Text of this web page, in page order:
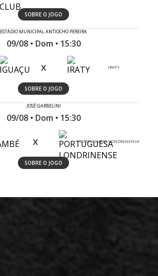
SOBRE O JOGO
ESTÁDIO MUNICIPAL ANTIOCHO PEREIRA
09/08 • Dom • 15:30
x IRATY
SOBRE O JOGO
JOSÉ GARBELINI
09/08 • Dom • 15:30
x PORTUGUESA LONDRINENSE
SOBRE O JOGO